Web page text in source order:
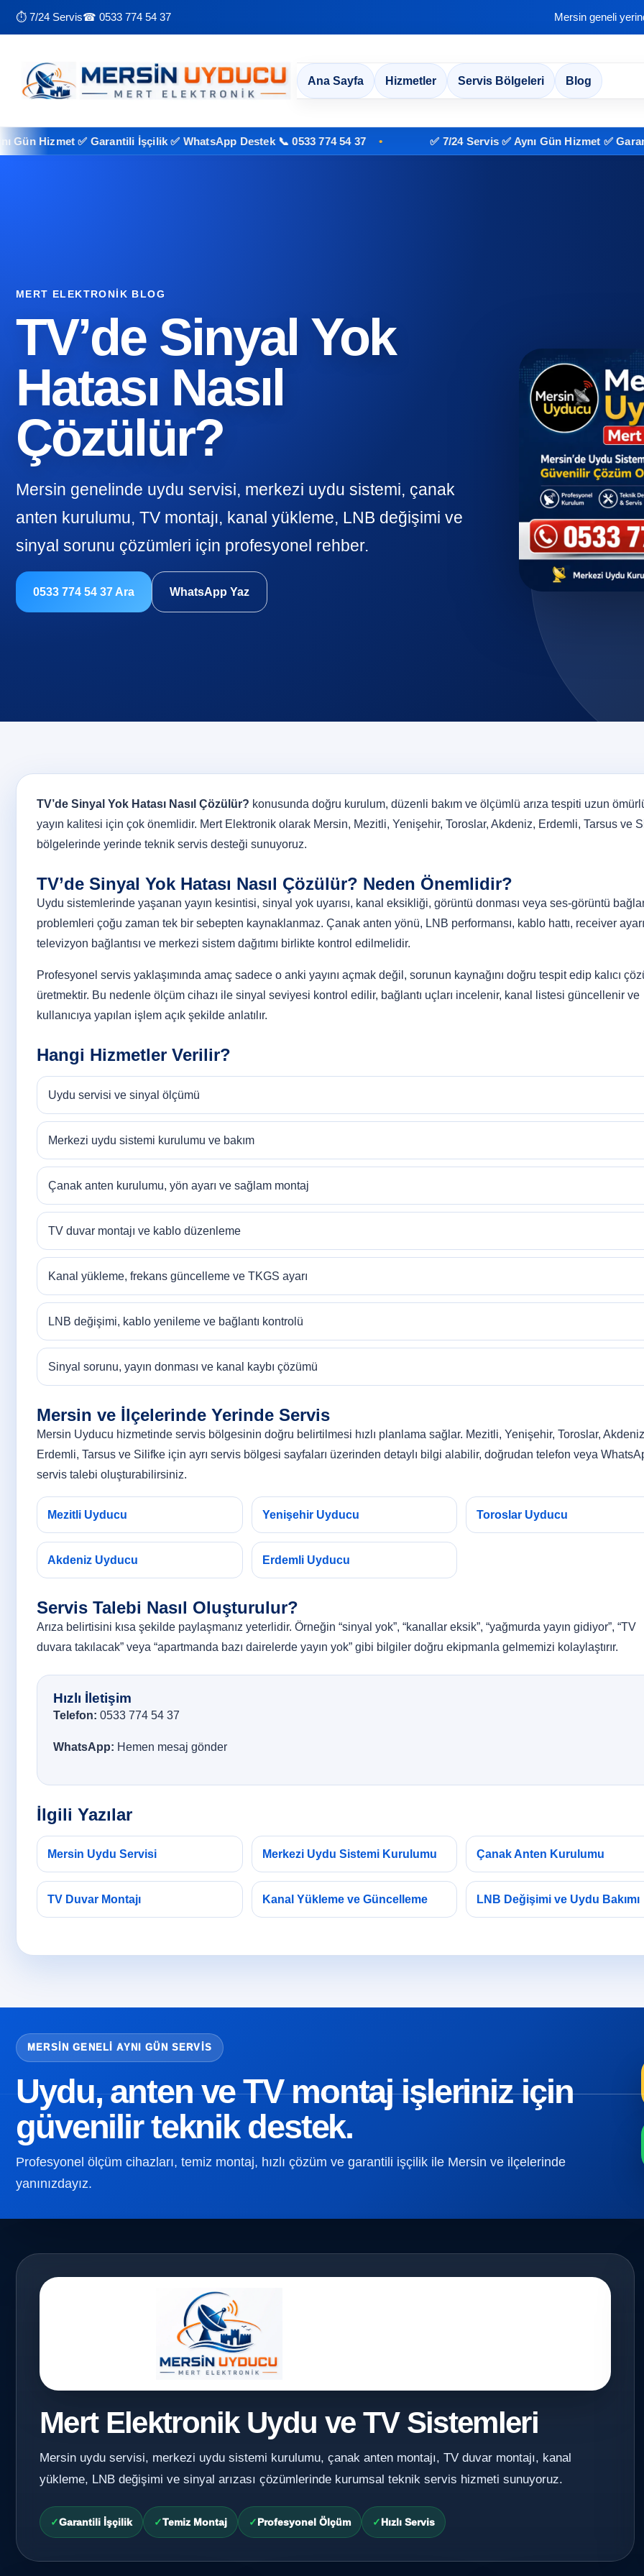
⏱ 7/24 Servis☎ 0533 774 54 37 Mersin geneli
Ana Sayfa Hizmetler Servis Bölgeleri Blog
✅ Garantili İşçilik ✅ WhatsApp Destek 📞 0533 774 54 37 ✅ 7/24 Servis ✅ Aynı Gün Hizmet ✅ Garantili
MERT ELEKTRONIK BLOG
TV’de Sinyal Yok
Hatası Nasıl
Çözülür?
Mersin genelinde uydu servisi, merkezi uydu sistemi, çanak
anten kurulumu, TV montajı, kanal yükleme, LNB değişimi ve
sinyal sorunu çözümleri için profesyonel rehber.
0533 774 54 37 Ara WhatsApp Yaz
TV’de Sinyal Yok Hatası Nasıl Çözülür? konusunda doğru kurulum, düzenli bakım ve ölçümlü arıza tespiti uzun
yayın kalitesi için çok önemlidir. Mert Elektronik olarak Mersin, Mezitli, Yenişehir, Toroslar, Akdeniz, Erdemli, Tarsus ve
bölgelerinde yerinde teknik servis desteği sunuyoruz.
TV’de Sinyal Yok Hatası Nasıl Çözülür? Neden Önemlidir?
Uydu sistemlerinde yaşanan yayın kesintisi, sinyal yok uyarısı, kanal eksikliği, görüntü donması veya ses-görüntü
problemleri çoğu zaman tek bir sebepten kaynaklanmaz. Çanak anten yönü, LNB performansı, kablo hattı, receiver
televizyon bağlantısı ve merkezi sistem dağıtımı birlikte kontrol edilmelidir.
Profesyonel servis yaklaşımında amaç sadece o anki yayını açmak değil, sorunun kaynağını doğru tespit edip kalıcı
üretmektir. Bu nedenle ölçüm cihazı ile sinyal seviyesi kontrol edilir, bağlantı uçları incelenir, kanal listesi güncellenir ve
kullanıcıya yapılan işlem açık şekilde anlatılır.
Hangi Hizmetler Verilir?
Uydu servisi ve sinyal ölçümü
Merkezi uydu sistemi kurulumu ve bakım
Çanak anten kurulumu, yön ayarı ve sağlam montaj
TV duvar montajı ve kablo düzenleme
Kanal yükleme, frekans güncelleme ve TKGS ayarı
LNB değişimi, kablo yenileme ve bağlantı kontrolü
Sinyal sorunu, yayın donması ve kanal kaybı çözümü
Mersin ve İlçelerinde Yerinde Servis
Mersin Uyducu hizmetinde servis bölgesinin doğru belirtilmesi hızlı planlama sağlar. Mezitli, Yenişehir, Toroslar,
Erdemli, Tarsus ve Silifke için ayrı servis bölgesi sayfaları üzerinden detaylı bilgi alabilir, doğrudan telefon veya
servis talebi oluşturabilirsiniz.
Mezitli Uyducu Yenişehir Uyducu Toroslar Uyducu
Akdeniz Uyducu Erdemli Uyducu
Servis Talebi Nasıl Oluşturulur?
Arıza belirtisini kısa şekilde paylaşmanız yeterlidir. Örneğin “sinyal yok”, “kanallar eksik”, “yağmurda yayın gidiyor”, “TV
duvara takılacak” veya “apartmanda bazı dairelerde yayın yok” gibi bilgiler doğru ekipmanla gelmemizi kolaylaştırır.
Hızlı İletişim
Telefon: 0533 774 54 37
WhatsApp: Hemen mesaj gönder
İlgili Yazılar
Mersin Uydu Servisi Merkezi Uydu Sistemi Kurulumu Çanak Anten Kurulumu
TV Duvar Montajı Kanal Yükleme ve Güncelleme LNB Değişimi ve Uydu Bakımı
MERSIN GENELI AYNI GÜN SERVIS
Uydu, anten ve TV montaj işleriniz için
güvenilir teknik destek.
Profesyonel ölçüm cihazları, temiz montaj, hızlı çözüm ve garantili işçilik ile Mersin ve ilçelerinde
yanınızdayız.
Mert Elektronik Uydu ve TV Sistemleri
Mersin uydu servisi, merkezi uydu sistemi kurulumu, çanak anten montajı, TV duvar montajı, kanal
yükleme, LNB değişimi ve sinyal arızası çözümlerinde kurumsal teknik servis hizmeti sunuyoruz.
Garantili İşçilik Temiz Montaj Profesyonel Ölçüm Hızlı Servis